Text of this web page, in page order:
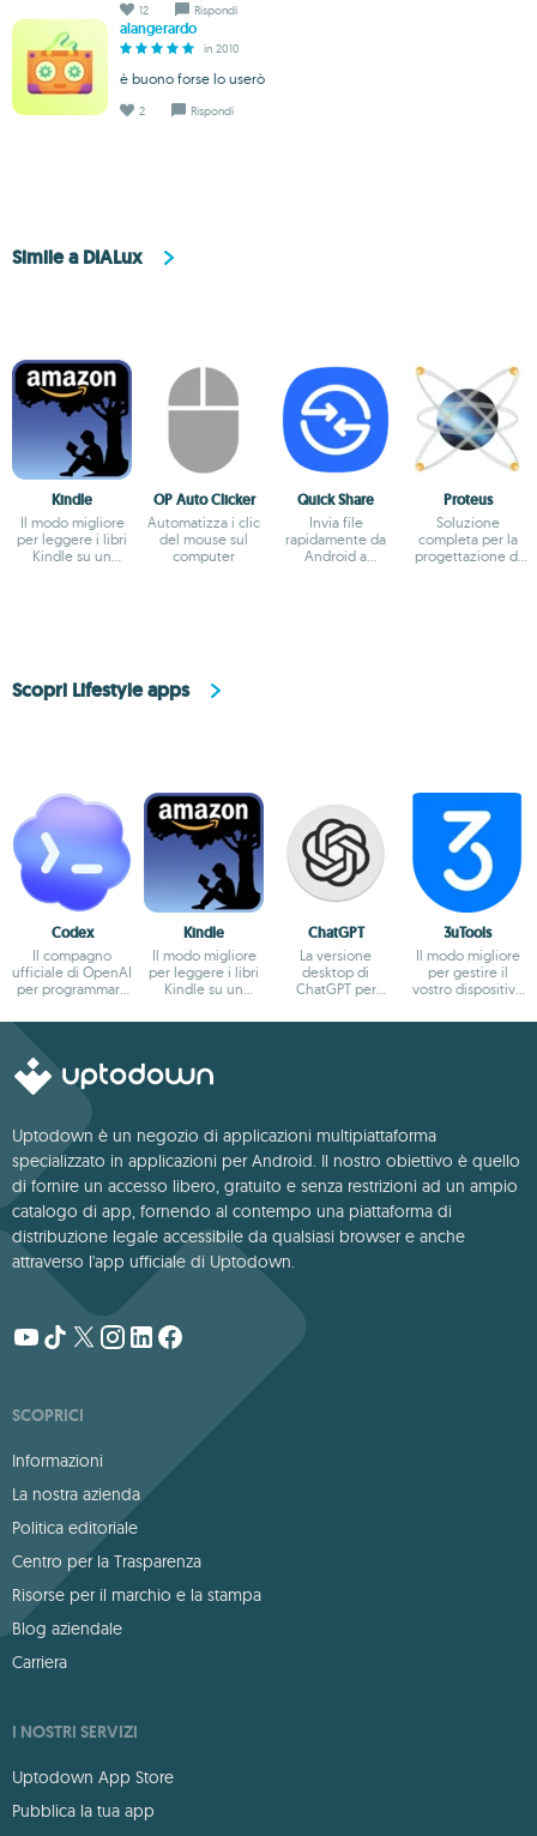
12 Rispondi
alangerardo
in 2010
è buono forse lo userò
2 Rispondi
Simile a DIALux
Kindle
Il modo migliore
per leggere i libri
Kindle su un
OP Auto Clicker
Automatizza i clic
del mouse sul
computer
Quick Share
Invia file
rapidamente da
Android a
Proteus
Soluzione
completa per la
progettazione di
Scopri Lifestyle apps
Codex
Il compagno
ufficiale di OpenAI
per programmare
Kindle
Il modo migliore
per leggere i libri
Kindle su un
ChatGPT
La versione
desktop di
ChatGPT per
3uTools
Il modo migliore
per gestire il
vostro dispositivo
Uptodown è un negozio di applicazioni multipiattaforma
specializzato in applicazioni per Android. Il nostro obiettivo è quello
di fornire un accesso libero, gratuito e senza restrizioni ad un ampio
catalogo di app, fornendo al contempo una piattaforma di
distribuzione legale accessibile da qualsiasi browser e anche
attraverso l'app ufficiale di Uptodown.
SCOPRICI
Informazioni
La nostra azienda
Politica editoriale
Centro per la Trasparenza
Risorse per il marchio e la stampa
Blog aziendale
Carriera
I NOSTRI SERVIZI
Uptodown App Store
Pubblica la tua app